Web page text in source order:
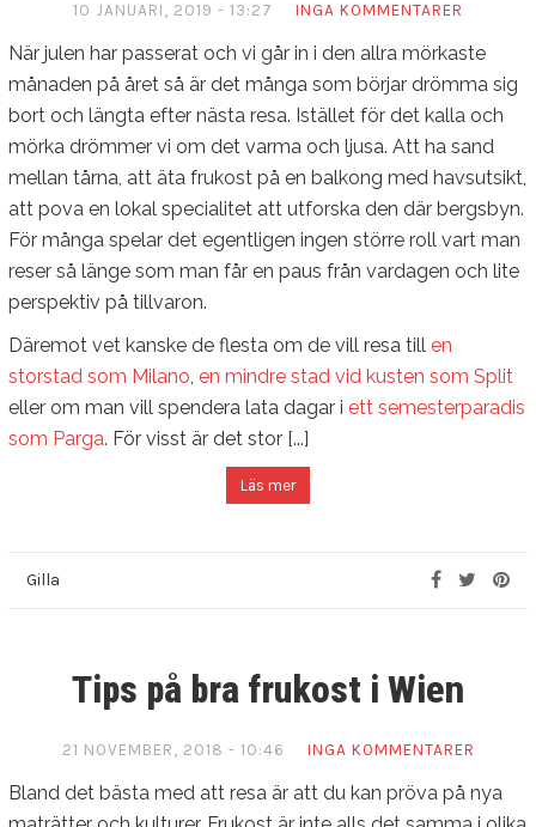
10 JANUARI, 2019 - 13:27 INGA KOMMENTARER
När julen har passerat och vi går in i den allra mörkaste
månaden på året så är det många som börjar drömma sig
bort och längta efter nästa resa. Istället för det kalla och
mörka drömmer vi om det varma och ljusa. Att ha sand
mellan tårna, att äta frukost på en balkong med havsutsikt,
att pova en lokal specialitet att utforska den där bergsbyn.
För många spelar det egentligen ingen större roll vart man
reser så länge som man får en paus från vardagen och lite
perspektiv på tillvaron.
Däremot vet kanske de flesta om de vill resa till en
storstad som Milano, en mindre stad vid kusten som Split
eller om man vill spendera lata dagar i ett semesterparadis
som Parga. För visst är det stor [...]
Läs mer
Gilla
Tips på bra frukost i Wien
21 NOVEMBER, 2018 - 10:46 INGA KOMMENTARER
Bland det bästa med att resa är att du kan pröva på nya